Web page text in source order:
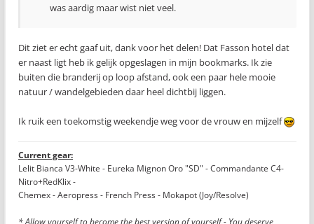
was aardig maar wist niet veel.
Dit ziet er echt gaaf uit, dank voor het delen! Dat Fasson hotel dat
er naast ligt heb ik gelijk opgeslagen in mijn bookmarks. Ik zie
buiten die branderij op loop afstand, ook een paar hele mooie
natuur / wandelgebieden daar heel dichtbij liggen.
Ik ruik een toekomstig weekendje weg voor de vrouw en mijzelf
Current gear:
Lelit Bianca V3-White - Eureka Mignon Oro "SD" - Commandante C4-
Nitro+RedKlix -
Chemex - Aeropress - French Press - Mokapot (Joy/Resolve)
* Allow yourself to become the best version of yourself - You deserve